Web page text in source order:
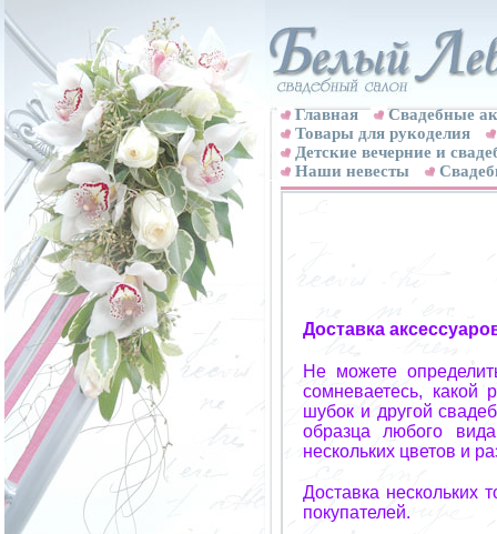
Главная
Свадебные
Товары для рукоделия
Детские вечерние и
Наши невесты
Доставка
Не можете
сомневаетесь, какой
шубок и другой
образца любого
нескольких цветов и
Доставка нескольких
покупателей.